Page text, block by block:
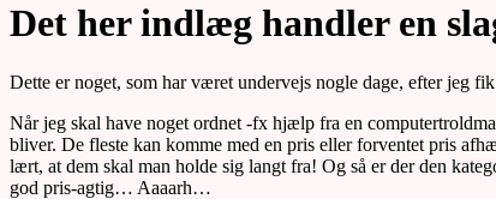
Det her indlæg handler en
Dette er noget, som har været undervejs nogle dage, efter jeg
Når jeg skal have noget ordnet -fx hjælp fra en
bliver. De fleste kan komme med en pris eller forventet pris
lært, at dem skal man holde sig langt fra! Og så er der den
god pris-agtig… Aaaarh…